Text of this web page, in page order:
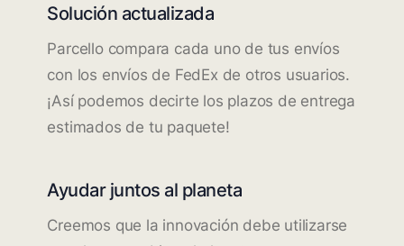
Solución actualizada
Parcello compara cada uno de tus envíos
con los envíos de FedEx de otros usuarios.
¡Así podemos decirte los plazos de entrega
estimados de tu paquete!
Ayudar juntos al planeta
Creemos que la innovación debe utilizarse